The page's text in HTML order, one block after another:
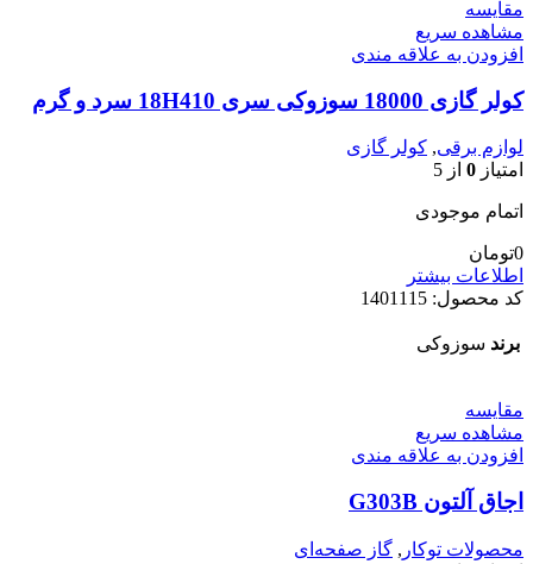
مقایسه
مشاهده سریع
افزودن به علاقه مندی
کولر گازی 18000 سوزوکی سری 18H410 سرد و گرم
لوازم برقی, کولر گازی
امتیاز 0 از 5
اتمام موجودی
0تومان
اطلاعات بیشتر
کد محصول: 1401115
برند سوزوکی
مقایسه
مشاهده سریع
افزودن به علاقه مندی
اجاق آلتون G303B
محصولات توکار , گاز صفحه‌ای